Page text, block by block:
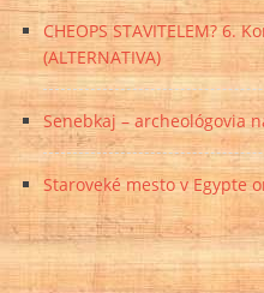
CHEOPS STAVITELEM? 6.
(ALTERNATIVA)
Senebkaj – archeológovia
Staroveké mesto v Egypte